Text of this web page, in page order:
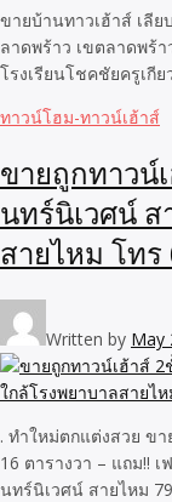
ขายบ้านทาวเฮ้าส์ เลี
ลาดพร้าว เขตลาดพร้
โรงเรียนโชคชัยครูเกีย
ทาวน์โฮม-ทาวน์เฮ้าส์
ขายถูกทาวน์
นทร์นิเวศน์ ส
สายไหม โทร
Written by May
. ทำใหม่ตกแต่งสวย ข
16 ตารางวา – แถม!!
นทร์นิเวศน์ สายไหม